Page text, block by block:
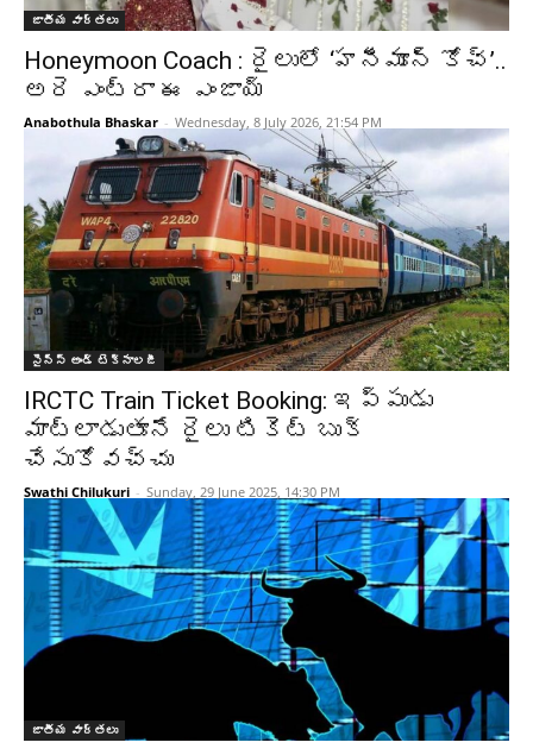
జాతీయ వార్తలు
Honeymoon Coach : రైలులో ‘హనీమూన్ కోచ్’..
అరె ఎంట్రా ఈ ఎంజాయ్
Anabothula Bhaskar - Wednesday, 8 July 2026, 21:54 PM
సైన్స్‌ అండ్‌ టెక్నాలజీ
IRCTC Train Ticket Booking: ఇప్పుడు
మాట్లాడుతూనే రైలు టికెట్ బుక్
చేసుకోవచ్చు
Swathi Chilukuri - Sunday, 29 June 2025, 14:30 PM
జాతీయ వార్తలు